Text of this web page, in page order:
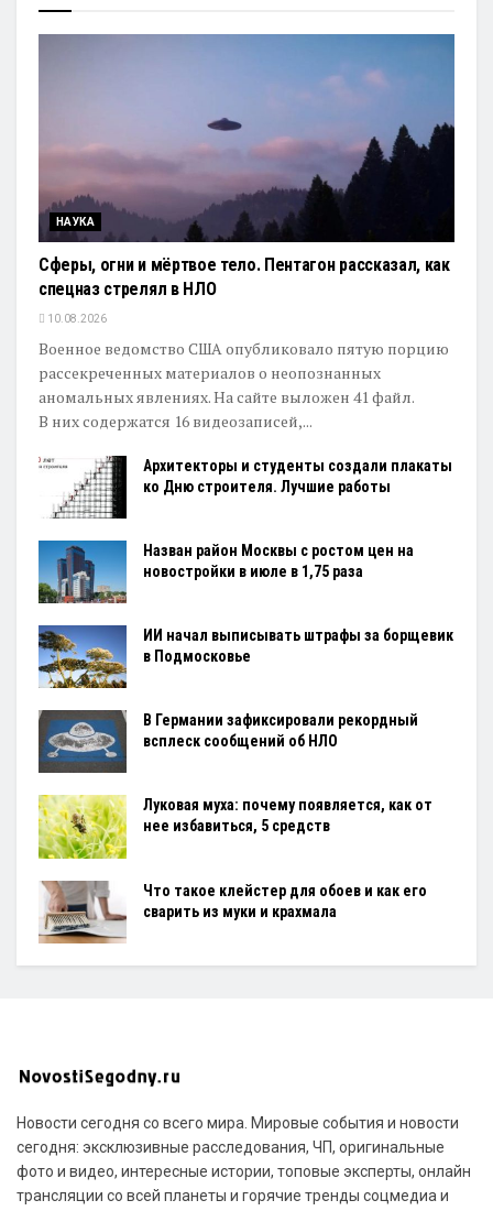
НАУКА
Сферы, огни и мёртвое тело. Пентагон рассказал, как
спецназ стрелял в НЛО
10.08.2026
Военное ведомство США опубликовало пятую порцию
рассекреченных материалов о неопознанных
аномальных явлениях. На сайте выложен 41 файл.
В них содержатся 16 видеозаписей,...
Архитекторы и студенты создали плакаты
ко Дню строителя. Лучшие работы
Назван район Москвы с ростом цен на
новостройки в июле в 1,75 раза
ИИ начал выписывать штрафы за борщевик
в Подмосковье
В Германии зафиксировали рекордный
всплеск сообщений об НЛО
Луковая муха: почему появляется, как от
нее избавиться, 5 средств
Что такое клейстер для обоев и как его
сварить из муки и крахмала
Новости сегодня со всего мира. Мировые события и новости
сегодня: эксклюзивные расследования, ЧП, оригинальные
фото и видео, интересные истории, топовые эксперты, онлайн
трансляции со всей планеты и горячие тренды соцмедиа и